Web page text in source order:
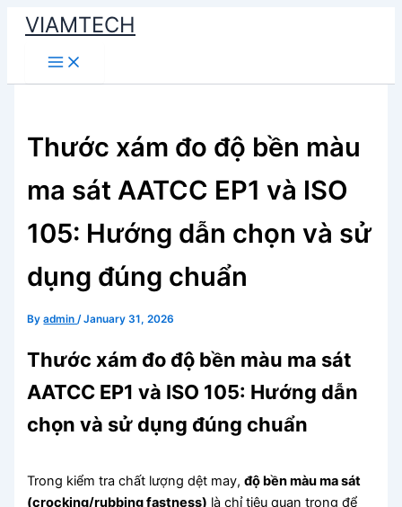
Skip
content
VIAMTECH
Main
Menu
Thước xám đo độ bền màu
ma sát AATCC EP1 và ISO
105: Hướng dẫn chọn và sử
dụng đúng chuẩn
Byadmin/January 31, 2026
Thước xám đo độ bền màu ma sát
AATCC EP1 và ISO 105: Hướng dẫn
chọn và sử dụng đúng chuẩn
Trong kiểm tra chất lượng dệt may,độ bền màu ma sát
(crocking/rubbing fastness) là chỉ tiêu quan trọng để